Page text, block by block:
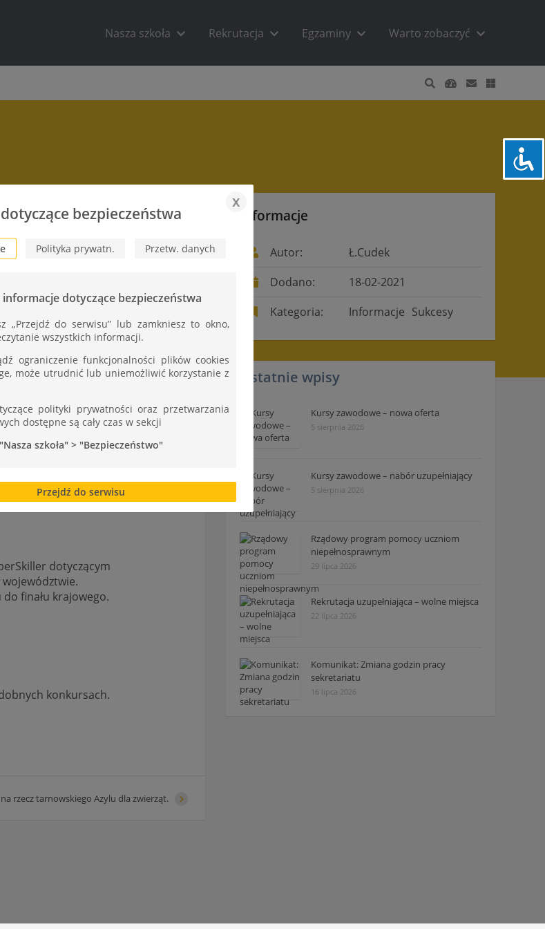
Nasza szkoła Rekrutacja Egzaminy Warto zobaczyć
na konkursie z
dotyczącym
finału krajowego.
konkursach.
rzecz tarnowskiego Azylu dla zwierząt.
Informacje
Autor:
Ł.Cudek
Dodano:
18-02-2021
Kategoria:
Informacje Sukcesy
Ostatnie wpisy
Kursy zawodowe – nowa oferta
5 sierpnia 2026
Kursy zawodowe – nabór uzupełniający
5 sierpnia 2026
Rządowy program pomocy uczniom
niepełnosprawnym
29 lipca 2026
Rekrutacja uzupełniająca – wolne miejsca
22 lipca 2026
Komunikat: Zmiana godzin pracy
sekretariatu
16 lipca 2026
bezpieczeństwa
x
Polityka prywatn. Przetw. danych
dotyczące bezpieczeństwa
„Przejdź do serwisu” lub zamkniesz to okno,
wszystkich informacji.
ograniczenie funkcjonalności plików cookies
może utrudnić lub uniemożliwić korzystanie z
polityki prywatności oraz przetwarzania
dostępne są cały czas w sekcji
"Nasza szkoła" > "Bezpieczeństwo"
Przejdź do serwisu